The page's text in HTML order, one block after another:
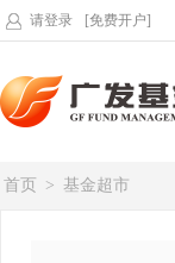
请登录 [免费开户]
首页 > 基金超市